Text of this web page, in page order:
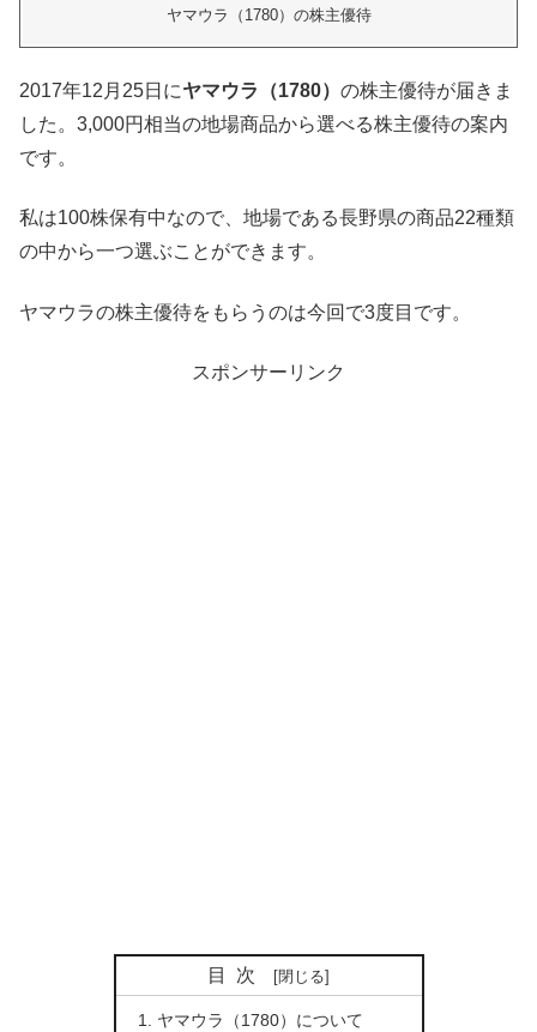
ヤマウラ（1780）の株主優待
2017年12月25日にヤマウラ（1780） の株主優待が届きま
した。3,000円相当の地場商品から選べる株主優待の案内
です。
私は100株保有中なので、地場である長野県の商品22種類
の中から一つ選ぶことができます。
ヤマウラの株主優待をもらうのは今回で3度目です。
スポンサーリンク
目次
ヤマウラ（1780）について